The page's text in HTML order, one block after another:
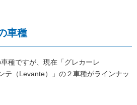
車種
種ですが、現在「グレカーレ
テ（Levante）」の２車種がラインナッ